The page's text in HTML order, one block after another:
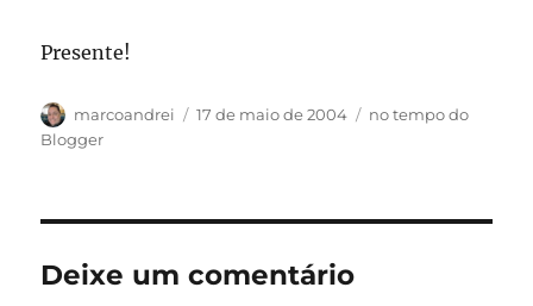
Presente!
Autor
marcoandrei
Publicado
17 de maio de 2004 Categorias
no tempo do
Blogger
Deixe um comentário